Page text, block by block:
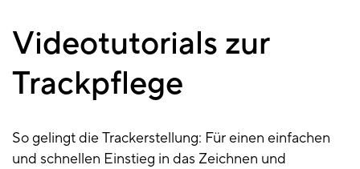
Video-
Tutorials
Videotutorials zur
Trackpflege
So gelingt die Trackerstellung: Für einen einfachen
und schnellen Einstieg in das Zeichnen und